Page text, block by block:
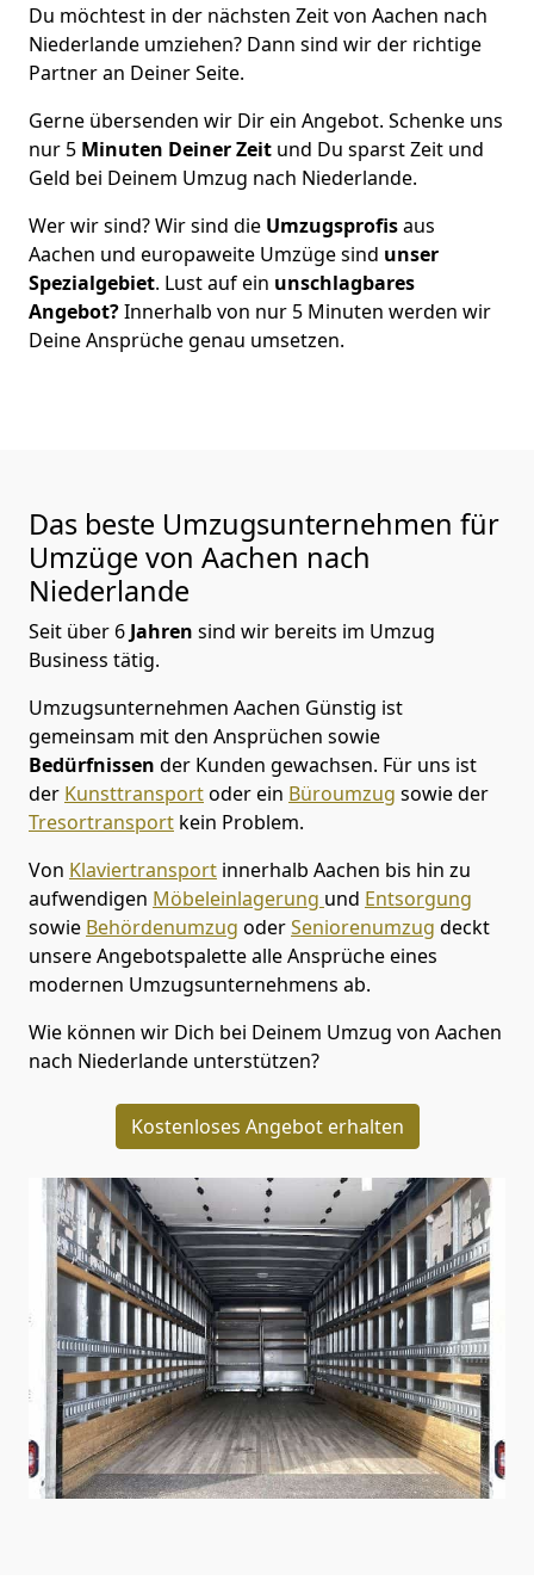
Du möchtest in der nächsten Zeit von Aachen nach
Niederlande umziehen? Dann sind wir der richtige
Partner an Deiner Seite.
Gerne übersenden wir Dir ein Angebot. Schenke uns
nur 5 Minuten Deiner Zeit und Du sparst Zeit und
Geld bei Deinem Umzug nach Niederlande.
Wer wir sind? Wir sind die Umzugsprofisaus
Aachen und europaweite Umzüge sind unser
Spezialgebiet. Lust auf ein unschlagbares
Angebot?Innerhalb von nur 5 Minuten werden wir
Deine Ansprüche genau umsetzen.
Das beste Umzugsunternehmen für
Umzüge von Aachen nach
Niederlande
Seit über 6 Jahren sind wir bereits im Umzug
Business tätig.
Umzugsunternehmen Aachen Günstig ist
gemeinsam mit den Ansprüchen sowie
Bedürfnissen der Kunden gewachsen. Für uns ist
der Kunsttransportoder ein Büroumzug sowie der
Tresortransport kein Problem.
Von Klaviertransport innerhalb Aachen bis hin zu
aufwendigen Möbeleinlagerung und Entsorgung
sowie Behördenumzug oderSeniorenumzug deckt
unsere Angebotspalette alle Ansprüche eines
modernen Umzugsunternehmens ab.
Wie können wir Dich bei Deinem Umzug von Aachen
nach Niederlande unterstützen?
Kostenloses Angebot erhalten